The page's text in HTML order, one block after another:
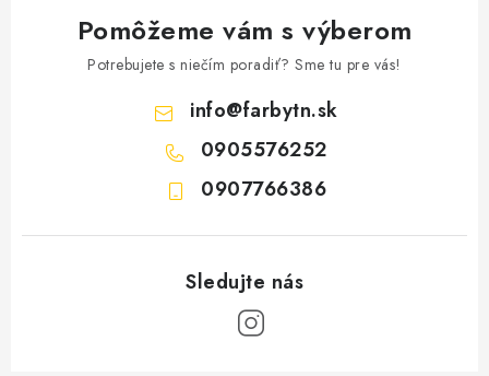
Pomôžeme vám s výberom
Potrebujete s niečím poradiť? Sme tu pre vás!
info@farbytn.sk
0905576252
0907766386